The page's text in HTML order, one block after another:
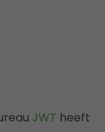
JWT heeft